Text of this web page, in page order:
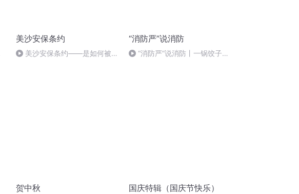
美沙安保条约
美沙安保条约——是如何被搅
“消防严”说消防
“消防严”说消防丨一锅饺子引
贺中秋 国庆特辑（国庆节快乐）